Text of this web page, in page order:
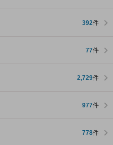
392件
77件
2,729件
977件
778件